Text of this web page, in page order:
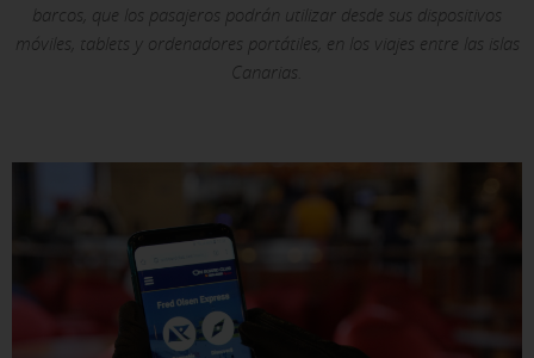
barcos, que los pasajeros podrán utilizar desde sus dispositivos
móviles, tablets y ordenadores portátiles, en los viajes entre las islas
Canarias.